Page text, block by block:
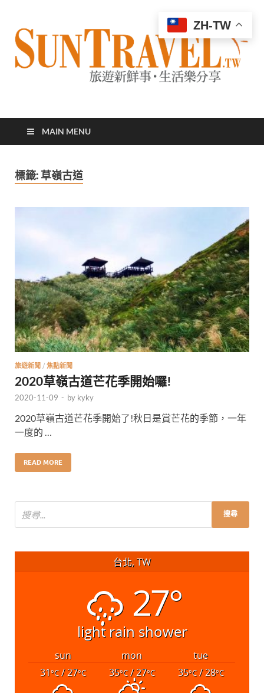
太陽網
MAIN MENU
標籤: 草嶺古道
旅遊新聞 / 焦點新聞
2020草嶺古道芒花季開始囉!
2020-11-09 - by kyky
2020草嶺古道芒花季開始了!秋日是賞芒花的季節，一年
一度的 …
READ MORE
台北, TW
27°
light rain shower
sun mon
tue
31°C/ 27°C 35°C/ 27°C 35°C/ 28°C
ZH-TW